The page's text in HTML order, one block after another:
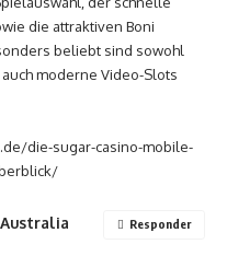
die attraktiven Boni
beliebt sind sowohl
moderne Video-Slots
die-sugar-casino-mobile-
Responder